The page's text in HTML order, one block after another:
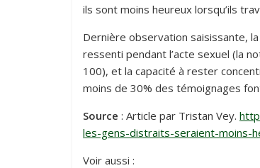
ils sont moins heureux lorsqu’ils
Dernière observation saisissante,
ressenti pendant l’acte sexuel (la
100), et la capacité à rester
moins de 30% des témoignages
Source : Article par Tristan Vey.
les-gens-distraits-seraient-moins-
Voir aussi :